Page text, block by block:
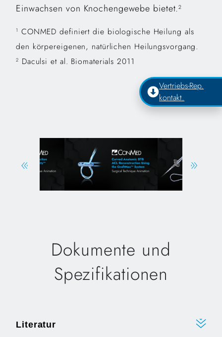
Einwachsen von Knochengewebe bietet.2
1 CONMED definiert die biologische Heilung als
den körpereigenen, natürlichen Heilungsvorgang.
2 Daculsi et al. Biomaterials 2011
Dokumente und
Spezifikationen
Literatur
Vertriebs-Rep.
kontakt.